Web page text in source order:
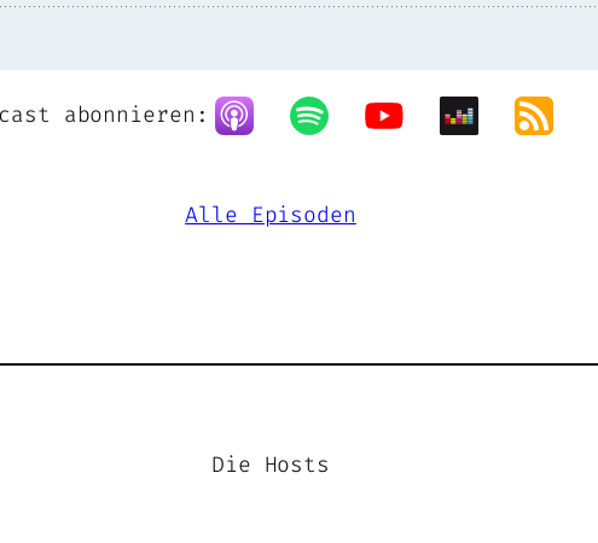
abonnieren:
Alle Episoden
Die Hosts